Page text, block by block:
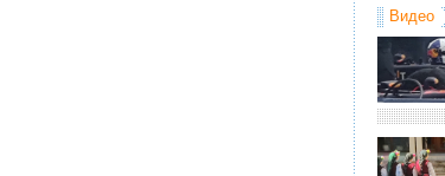
Видео